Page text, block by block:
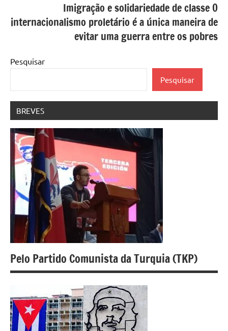
Imigração e solidariedade de classe O
internacionalismo proletário é a única maneira de
evitar uma guerra entre os pobres
Pesquisar
Pesquisar
BREVES
Pelo Partido Comunista da Turquia (TKP)